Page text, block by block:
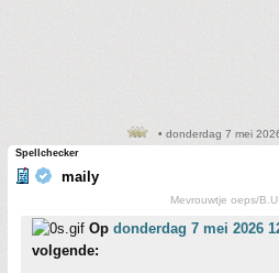
• donderdag 7 mei
Spellchecker
maily
Mevrouwtje oeps/
Op donderdag 7 mei 2026
volgende: